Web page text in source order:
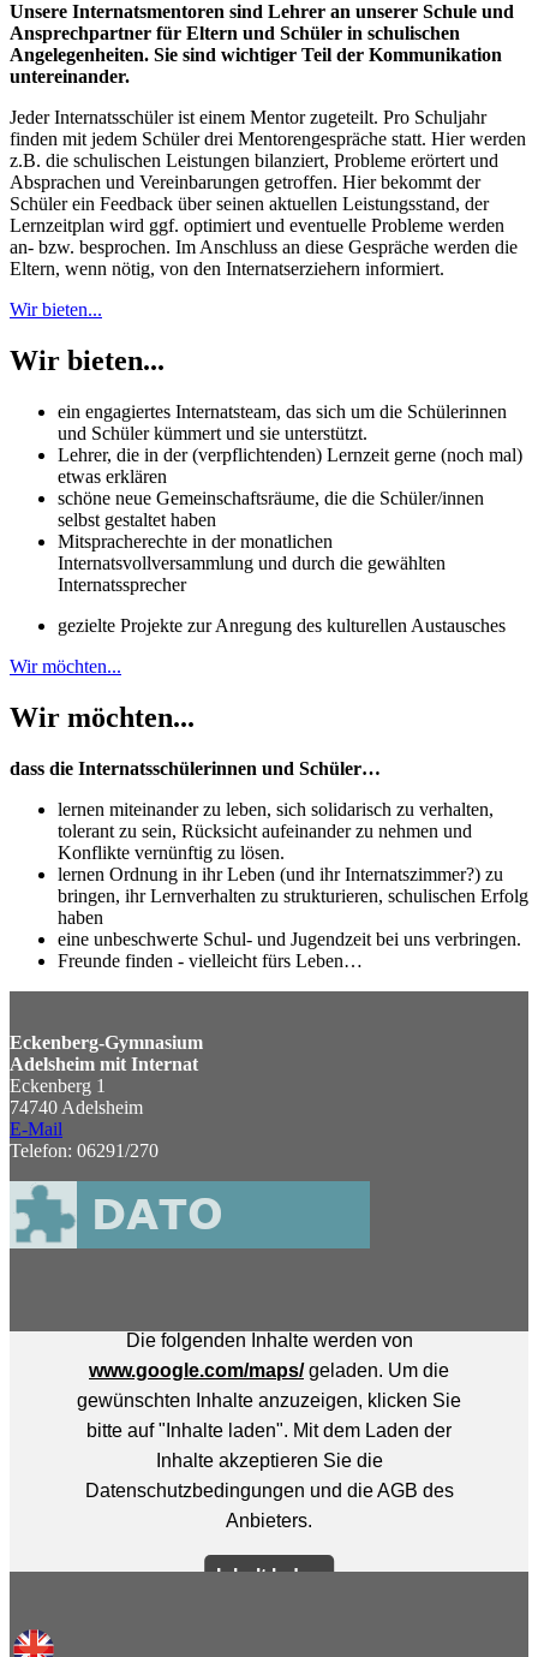
Unsere Internatsmentoren sind Lehrer an unserer Schule und
Ansprechpartner für Eltern und Schüler in schulischen
Angelegenheiten. Sie sind wichtiger Teil der Kommunikation
untereinander.
Jeder Internatsschüler ist einem Mentor zugeteilt. Pro Schuljahr
finden mit jedem Schüler drei Mentorengespräche statt. Hier werden
z.B. die schulischen Leistungen bilanziert, Probleme erörtert und
Absprachen und Vereinbarungen getroffen. Hier bekommt der
Schüler ein Feedback über seinen aktuellen Leistungsstand, der
Lernzeitplan wird ggf. optimiert und eventuelle Probleme werden
an- bzw. besprochen. Im Anschluss an diese Gespräche werden die
Eltern, wenn nötig, von den Internatserziehern informiert.
Wir bieten...
Wir bieten...
ein engagiertes Internatsteam, das sich um die Schülerinnen
und Schüler kümmert und sie unterstützt.
Lehrer, die in der (verpflichtenden) Lernzeit gerne (noch mal)
etwas erklären
schöne neue Gemeinschaftsräume, die die Schüler/innen
selbst gestaltet haben
Mitspracherechte in der monatlichen
Internatsvollversammlung und durch die gewählten
Internatssprecher
gezielte Projekte zur Anregung des kulturellen Austausches
Wir möchten...
Wir möchten...
dass die Internatsschülerinnen und Schüler…
lernen miteinander zu leben, sich solidarisch zu verhalten,
tolerant zu sein, Rücksicht aufeinander zu nehmen und
Konflikte vernünftig zu lösen.
lernen Ordnung in ihr Leben (und ihr Internatszimmer?) zu
bringen, ihr Lernverhalten zu strukturieren, schulischen Erfolg
haben
eine unbeschwerte Schul- und Jugendzeit bei uns verbringen.
Freunde finden - vielleicht fürs Leben…
Eckenberg-Gymnasium
Adelsheim mit Internat
Eckenberg 1
74740 Adelsheim
E-Mail
Telefon: 06291/270